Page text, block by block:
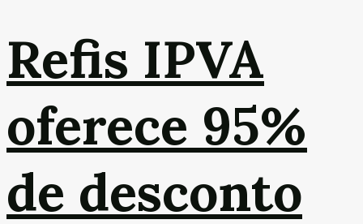
Refis IPVA
oferece 95%
de desconto